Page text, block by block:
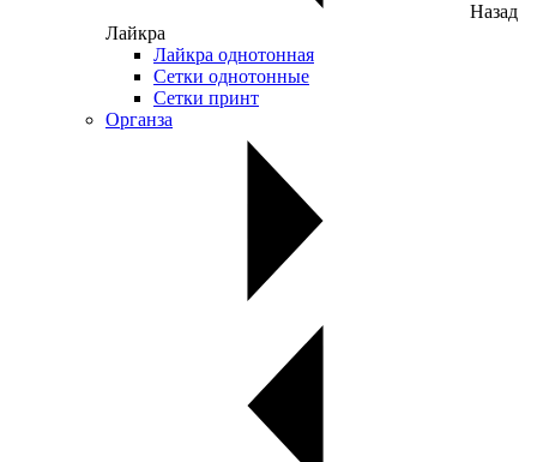
Назад
Лайкра
Лайкра однотонная
Сетки однотонные
Сетки принт
Органза